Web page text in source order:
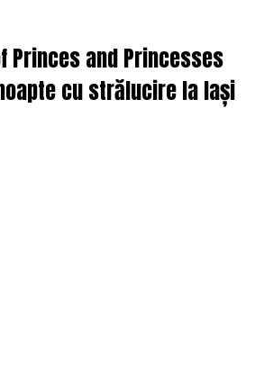
Princes and Princesses
cu strălucire la Iași